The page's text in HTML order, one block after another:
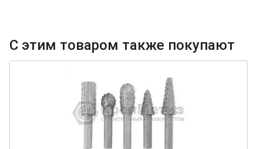
С этим товаром также покупают